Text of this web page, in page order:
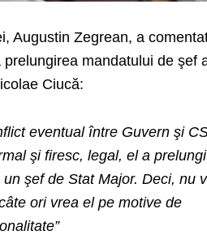
Augustin Zegrean, a
mandatului de şef
Ciucă:
eventual între Guvern şi
şi firesc, legal, el a
şef de Stat Major. Deci, nu
ori vrea el pe motive de